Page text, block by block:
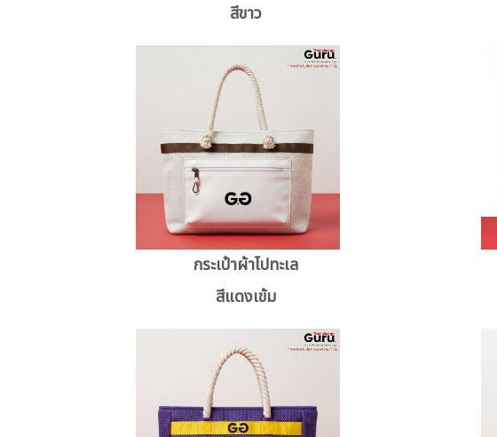
สีขาว
กระเป๋าผ้าไปทะเล
สีแดงเข้ม